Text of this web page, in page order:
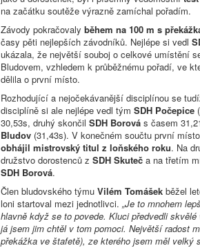
na začátku soutěže výrazně zamíchal pořadím.
Závody pokračovaly během na 100 m s
časy pěti nejlepších závodníků. Nejlépe si vedl
ukázala, že největší souboj o celkové umístění
Bludovem, vzhledem k průběžnému pořadí, ve
dělila o první místo.
Rozhodující a nejočekávanější disciplínou se
disciplíně si ale nejlépe vedl tým SDH Počepice
30,53s, druhý skončil SDH Borová s časem
Bludov (31,43s). V konečném součtu první
obhájil mistrovský titul z loňského roku. Na
družstvo dorostenců z SDH Skuteč a na třetím
SDH Borová.
Člen bludovského týmu Vilém Tomášek běžel
loni startoval mezi jednotlivci. „Je to mnohem
hlavně když se to povede. Kluci předvedli
já jsem jim chtěl v tom pomoci. Největší radost
překážka ve štafetě), ze kterého jsem měl velký